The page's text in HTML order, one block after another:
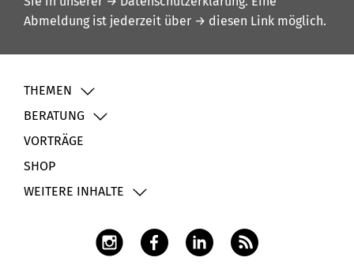
Abmeldung ist jederzeit über → diesen Link möglich.
THEMEN
BERATUNG
VORTRÄGE
SHOP
WEITERE INHALTE